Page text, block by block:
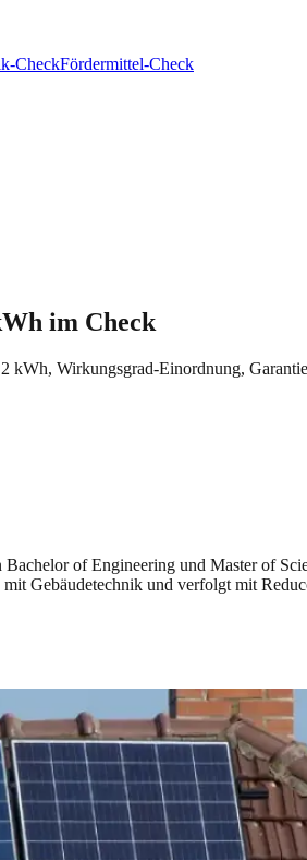
CheckFördermittel-Check
im Check
Wirkungsgrad-Einordnung,
of Engineering und Master of
Gebäudetechnik und verfolgt mit